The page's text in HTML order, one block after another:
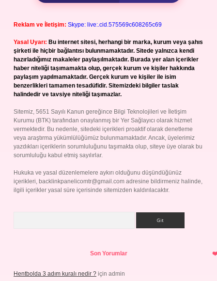
Reklam ve İletişim: Skype: live:.cid.575569c608265c69
Yasal Uyarı: Bu internet sitesi, herhangi bir marka, kurum veya şahıs
şirketi ile hiçbir bağlantısı bulunmamaktadır. Sitede yalnızca kendi
hazırladığımız makaleler paylaşılmaktadır. Burada yer alan içerikler
haber niteliği taşımamakta olup, gerçek kurum ve kişiler hakkında
paylaşım yapılmamaktadır. Gerçek kurum ve kişiler ile isim
benzerlikleri tamamen tesadüfidir. Sitemizdeki bilgiler taslak
halindedir ve tavsiye niteliği taşımazlar.
Sitemiz, 5651 Sayılı Kanun gereğince Bilgi Teknolojileri ve İletişim
Kurumu (BTK) tarafından onaylanmış bir Yer Sağlayıcı olarak hizmet
vermektedir. Bu nedenle, sitedeki içerikleri proaktif olarak denetleme
veya araştırma yükümlülüğümüz bulunmamaktadır. Ancak, üyelerimiz
yazdıkları içeriklerin sorumluluğunu taşımakta olup, siteye üye olarak bu
sorumluluğu kabul etmiş sayılırlar.
Hukuka ve yasal düzenlemelere aykırı olduğunu düşündüğünüz
içerikleri, backlinkpanelicomtr@gmail.com adresine bildirmeniz halinde,
ilgili içerikler yasal süre içerisinde sitemizden kaldırılacaktır.
Son Yorumlar
Hentbolda 3 adım kuralı nedir ? için admin